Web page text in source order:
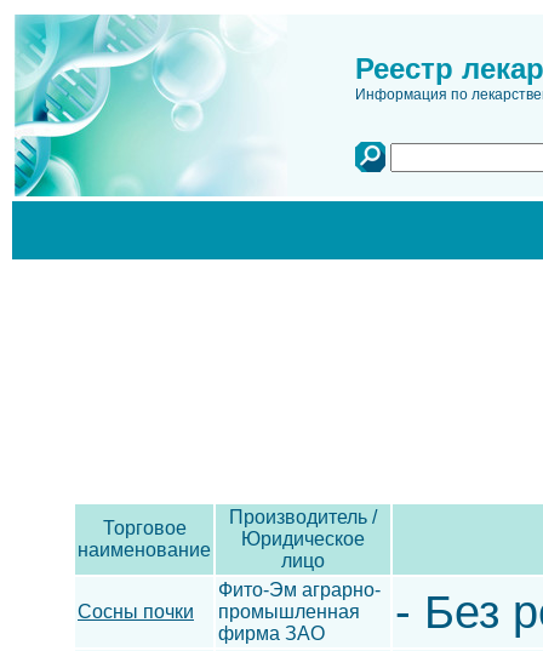
Реестр
Информация по
Торговое
наименование
Производитель /
Юридическое
лицо
Сосны почки
Фито-Эм аграрно-
промышленная
фирма ЗАО
- Без